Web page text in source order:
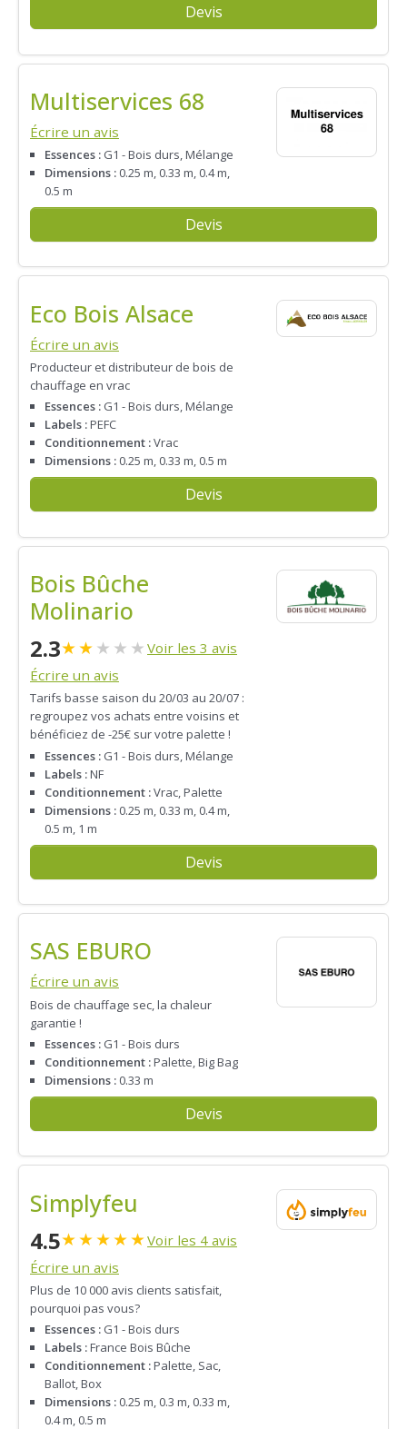
Devis
Multiservices 68
Écrire un avis
Essences : G1 - Bois durs, Mélange
Dimensions : 0.25 m, 0.33 m, 0.4 m,
0.5 m
Devis
Eco Bois Alsace
Écrire un avis
Producteur et distributeur de bois de
chauffage en vrac
Essences : G1 - Bois durs, Mélange
Labels :PEFC
Conditionnement :Vrac
Dimensions : 0.25 m, 0.33 m, 0.5 m
Devis
Bois Bûche
Molinario
2.3★★★ ★ ★ Voir les 3 avis
Écrire un avis
Tarifs basse saison du 20/03 au 20/07 :
regroupez vos achats entre voisins et
bénéficiez de -25€ sur votre palette !
Essences : G1 - Bois durs, Mélange
Labels :NF
Conditionnement :Vrac, Palette
Dimensions : 0.25 m, 0.33 m, 0.4 m,
0.5 m, 1 m
Devis
SAS EBURO
Écrire un avis
Bois de chauffage sec, la chaleur
garantie !
Essences : G1 - Bois durs
Conditionnement :Palette, Big Bag
Dimensions : 0.33 m
Devis
Simplyfeu
4.5★★★★★Voir les 4 avis
Écrire un avis
Plus de 10 000 avis clients satisfait,
pourquoi pas vous?
Essences : G1 - Bois durs
Labels :France Bois Bûche
Conditionnement :Palette, Sac,
Ballot, Box
Dimensions : 0.25 m, 0.3 m, 0.33 m,
0.4 m, 0.5 m